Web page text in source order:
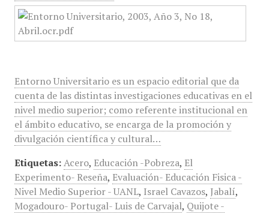
Entorno Universitario es un espacio editorial que da
cuenta de las distintas investigaciones educativas en el
nivel medio superior; como referente institucional en
el ámbito educativo, se encarga de la promoción y
divulgación científica y cultural…
Etiquetas: Acero, Educación -Pobreza, El
Experimento- Reseña, Evaluación- Educación Fisica -
Nivel Medio Superior - UANL, Israel Cavazos, Jabalí,
Mogadouro- Portugal- Luis de Carvajal, Quijote -